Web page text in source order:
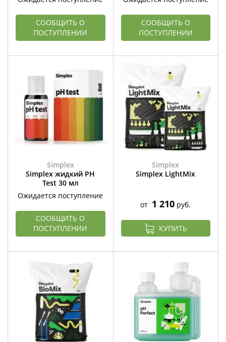
СООБЩИТЬ О
ПОСТУПЛЕНИИ
СООБЩИТЬ О
ПОСТУПЛЕНИИ
Simplex
Simplex жидкий PH
Test 30 мл
Ожидается поступление
СООБЩИТЬ О
ПОСТУПЛЕНИИ
Simplex
Simplex LightMix
от 1 210 руб.
КУПИТЬ